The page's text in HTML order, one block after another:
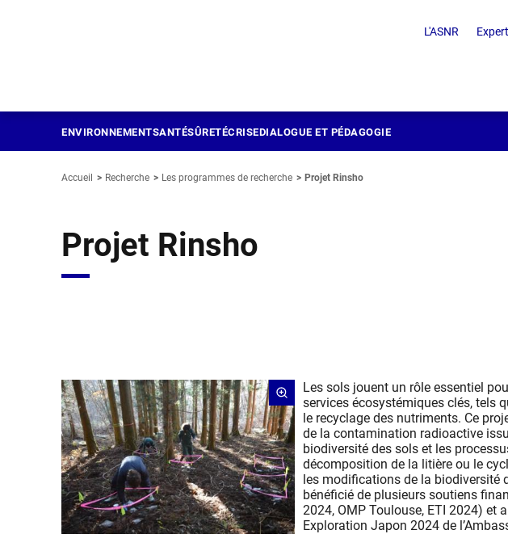
L'ASNR
ENVIRONNEMENTSANTÉSÛRETÉCRISEDIALOGUE ET PÉDAGOGIE
Accueil Recherche Les programmes de recherche Projet Rinsho
Projet Rinsho
Les sols jouent un rôle essentiel
services écosystémiques clés, tels
le recyclage des nutriments. Ce
de la contamination radioactive
biodiversité des sols et les
décomposition de la litière ou le
les modifications de la biodiversité
bénéficié de plusieurs soutiens
2024, OMP Toulouse, ETI 2024) et
Exploration Japon 2024 de